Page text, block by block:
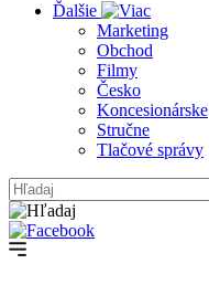
Ďalšie
Marketing
Obchod
Filmy
Česko
Koncesionárske
Stručne
Tlačové správy